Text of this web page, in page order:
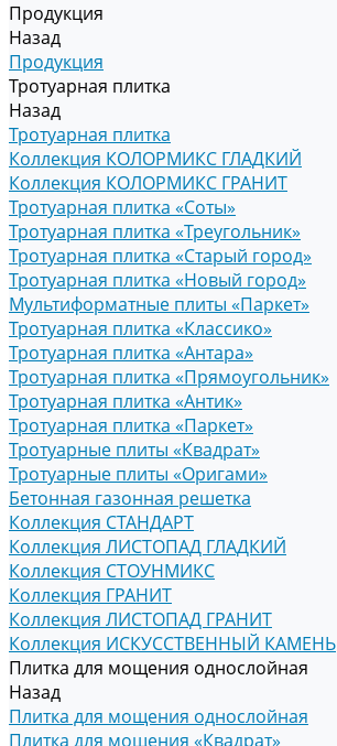
Продукция
Назад
Продукция
Тротуарная плитка
Назад
Тротуарная плитка
Коллекция КОЛОРМИКС ГЛАДКИЙ
Коллекция КОЛОРМИКС ГРАНИТ
Тротуарная плитка «Соты»
Тротуарная плитка «Треугольник»
Тротуарная плитка «Старый город»
Тротуарная плитка «Новый город»
Мультиформатные плиты «Паркет»
Тротуарная плитка «Классико»
Тротуарная плитка «Антара»
Тротуарная плитка «Прямоугольник»
Тротуарная плитка «Антик»
Тротуарная плитка «Паркет»
Тротуарные плиты «Квадрат»
Тротуарные плиты «Оригами»
Бетонная газонная решетка
Коллекция СТАНДАРТ
Коллекция ЛИСТОПАД ГЛАДКИЙ
Коллекция СТОУНМИКС
Коллекция ГРАНИТ
Коллекция ЛИСТОПАД ГРАНИТ
Коллекция ИСКУССТВЕННЫЙ КАМЕНЬ
Плитка для мощения однослойная
Назад
Плитка для мощения однослойная
Плитка для мощения «Квадрат»